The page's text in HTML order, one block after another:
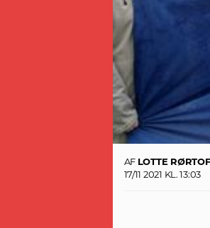
AF LOTTE
17/11 2021 KL. 13:03